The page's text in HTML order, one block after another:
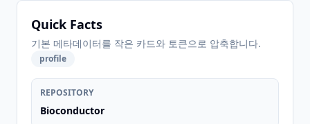
Quick Facts
기본 메타데이터를 작은 카드와 토큰으로 압축합니다.
profile
REPOSITORY
Bioconductor